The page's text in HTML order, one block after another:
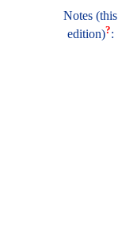
Notes (this
edition)?: